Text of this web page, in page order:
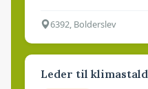
6392, Bolderslev
Leder til klimastald